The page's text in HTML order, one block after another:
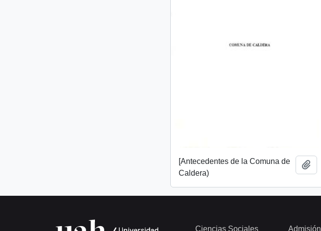
[Antecedentes de la Comuna de
Caldera)
Ciencias Sociales Admisión